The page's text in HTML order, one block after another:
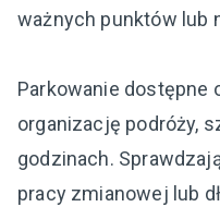
ważnych punktów lub
Parkowanie dostępne
organizację podróży,
godzinach.
pracy zmianowej lub